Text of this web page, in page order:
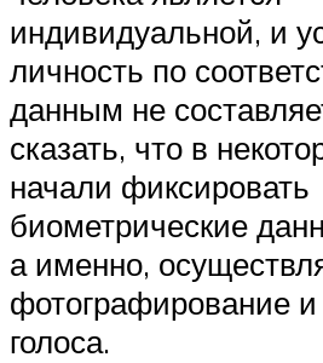
индивидуальной, и
личность по
данным не
сказать, что в
начали фиксировать
биометрические
а именно,
фотографирование и
голоса.